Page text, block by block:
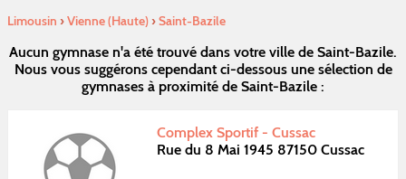
Limousin ›Vienne (Haute)›Saint-Bazile
Aucun gymnase n'a été trouvé dans votre ville de Saint-Bazile.
Nous vous suggérons cependant ci-dessous une sélection de
gymnases à proximité de Saint-Bazile :
Complex Sportif - Cussac
Rue du 8 Mai 1945 87150 Cussac